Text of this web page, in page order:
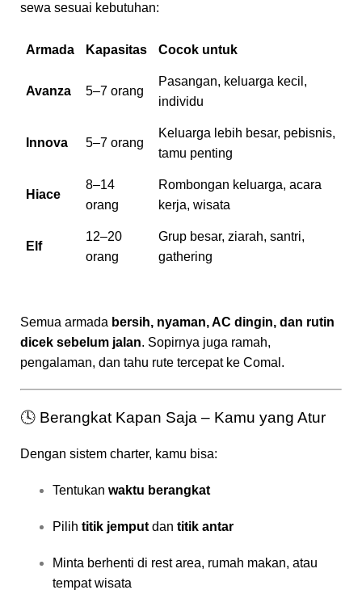
sewa sesuai kebutuhan:
Armada Kapasitas Cocok untuk
Avanza 5–7 orang
Pasangan, keluarga kecil,
individu
Innova 5–7 orang
Keluarga lebih besar, pebisnis,
tamu penting
Hiace
8–14
orang
Rombongan keluarga, acara
kerja, wisata
Elf
12–20
orang
Grup besar, ziarah, santri,
gathering
Semua armada bersih, nyaman, AC dingin, dan rutin
dicek sebelum jalan. Sopirnya juga ramah,
pengalaman, dan tahu rute tercepat ke Comal.
🕓 Berangkat Kapan Saja – Kamu yang Atur
Dengan sistem charter, kamu bisa:
Tentukan waktu berangkat
Pilih titik jemput dan titik antar
Minta berhenti di rest area, rumah makan, atau
tempat wisata